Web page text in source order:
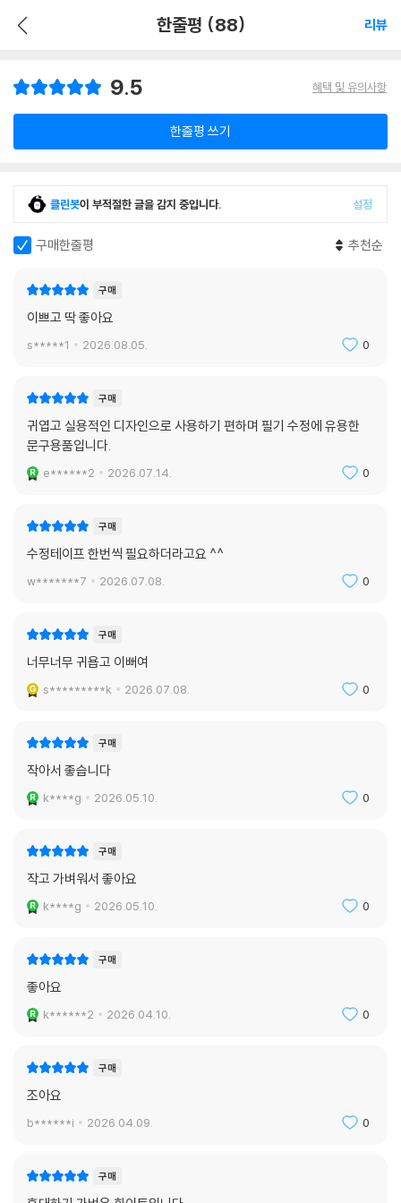
한줄평 (88) 리뷰
9.5 혜택 및 유의사항
한줄평 쓰기
클린봇이 부적절한 글을 감지 중입니다. 설정
구매한줄평 추천순
구매
이쁘고 딱 좋아요
s*****1 2026.08.05. 0
구매
귀엽고 실용적인 디자인으로 사용하기 편하며 필기 수정에 유용한
문구용품입니다.
e******2 2026.07.14. 0
구매
수정테이프 한번씩 필요하더라고요 ^^
w*******7 2026.07.08. 0
구매
너무너무 귀욥고 이뻐여
s*********k 2026.07.08. 0
구매
작아서 좋습니다
k****g 2026.05.10. 0
구매
작고 가벼워서 좋아요
k****g 2026.05.10. 0
구매
좋아요
k******2 2026.04.10. 0
구매
조아요
b******i 2026.04.09. 0
구매